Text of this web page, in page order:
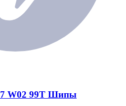
W02 99T Шипы